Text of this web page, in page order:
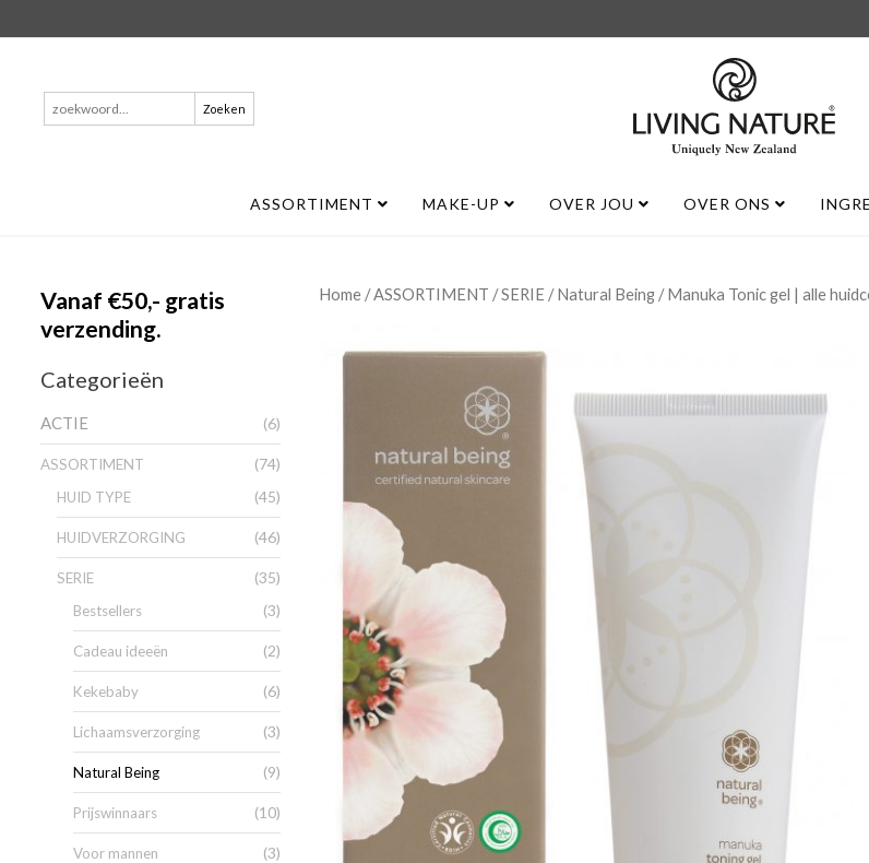
Zoeken
naar:
ASSORTIMENT MAKE-UP OVER JOU OVER ONS
Vanaf €50,- gratis
verzending.
Categorieën
ACTIE (6)
ASSORTIMENT (74)
HUID TYPE (45)
HUIDVERZORGING (46)
SERIE (35)
Bestsellers (3)
Cadeau ideeën (2)
Kekebaby (6)
Lichaamsverzorging (3)
Natural Being (9)
Prijswinnaars (10)
Voor mannen (3)
Home /ASSORTIMENT /SERIE /Natural Being / Manuka Tonic gel | alle